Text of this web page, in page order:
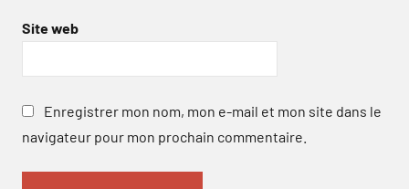
Site web
Enregistrer mon nom, mon e-mail et mon site dans le
navigateur pour mon prochain commentaire.